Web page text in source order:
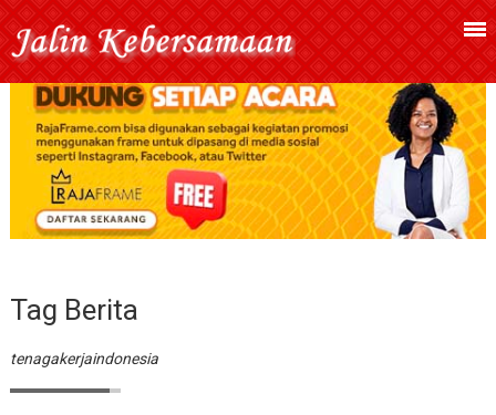
Tag Berita
tenagakerjaindonesia